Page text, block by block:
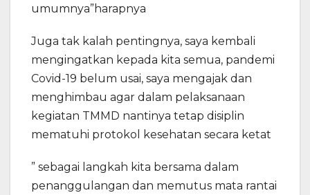
umumnya”harapnya
Juga tak kalah pentingnya, saya kembali
mengingatkan kepada kita semua, pandemi
Covid-19 belum usai, saya mengajak dan
menghimbau agar dalam pelaksanaan
kegiatan TMMD nantinya tetap disiplin
mematuhi protokol kesehatan secara ketat
” sebagai langkah kita bersama dalam
penanggulangan dan memutus mata rantai